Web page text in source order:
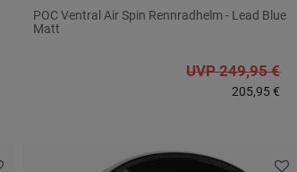
POC Ventral Air Spin Rennradhelm - Lead Blue
Matt
UVP 249,95 €
205,95 €